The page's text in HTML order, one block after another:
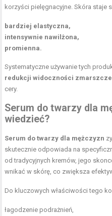
korzyści pielęgnacyjne. Skóra staje
bardziej elastyczna,
intensywnie nawilżona,
promienna.
Systematyczne używanie tych
redukcji widoczności
cery.
Serum do twarzy dla
wiedzieć?
Serum do twarzy dla mężczyzn
skutecznie odpowiada na
od tradycyjnych kremów, jego
wnikać w skórę, co zwiększa
Do kluczowych właściwości tego
łagodzenie podrażnień,